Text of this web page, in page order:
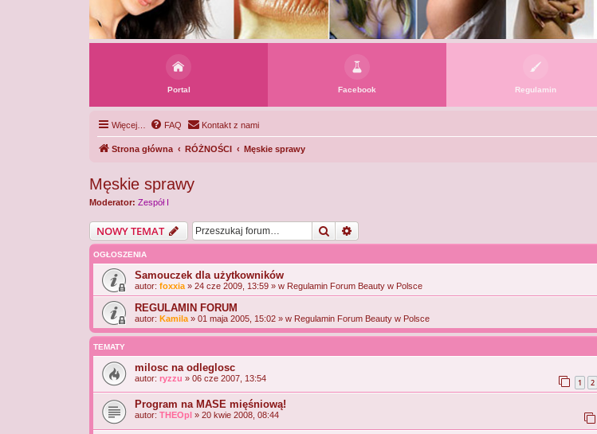
Portal Facebook Regulamin
Więcej… FAQ Kontakt z nami
Strona główna RÓŻNOŚCI Męskie sprawy
Męskie sprawy
Moderator: Zespół I
NOWY TEMAT Szukaj
OGŁOSZENIA
Samouczek dla użytkowników
autor: foxxia » 24 cze 2009, 13:59 » w Regulamin Forum Beauty w Polsce
REGULAMIN FORUM
autor: Kamila » 01 maja 2005, 15:02 » w Regulamin Forum Beauty w Polsce
TEMATY
milosc na odleglosc
autor: ryzzu » 06 cze 2007, 13:54 1 2
Program na MASE mięśniową!
autor: THEOpl » 20 kwie 2008, 08:44